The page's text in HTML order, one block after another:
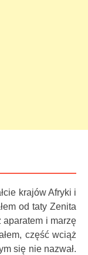
krajów Afryki i
od taty Zenita
aparatem i marzę
część wciąż
się nie nazwał.